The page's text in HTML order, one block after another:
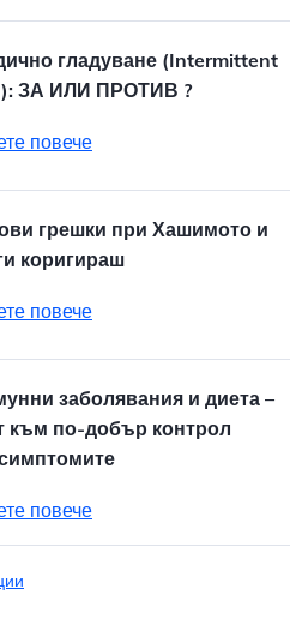
гладуване (Intermittent
ЗА ИЛИ ПРОТИВ ?
повече
грешки при Хашимото и
коригираш
повече
заболявания и диета –
към по-добър контрол
повече